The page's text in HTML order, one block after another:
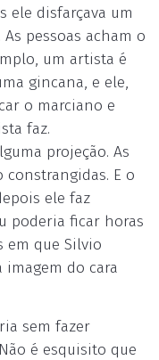
ele disfarçava um
pessoas acham o
um artista é
gincana, e ele,
o marciano e
faz.
projeção. As
constrangidas. E o
ele faz
poderia ficar horas
em que Silvio
do cara
sem fazer
é esquisito que